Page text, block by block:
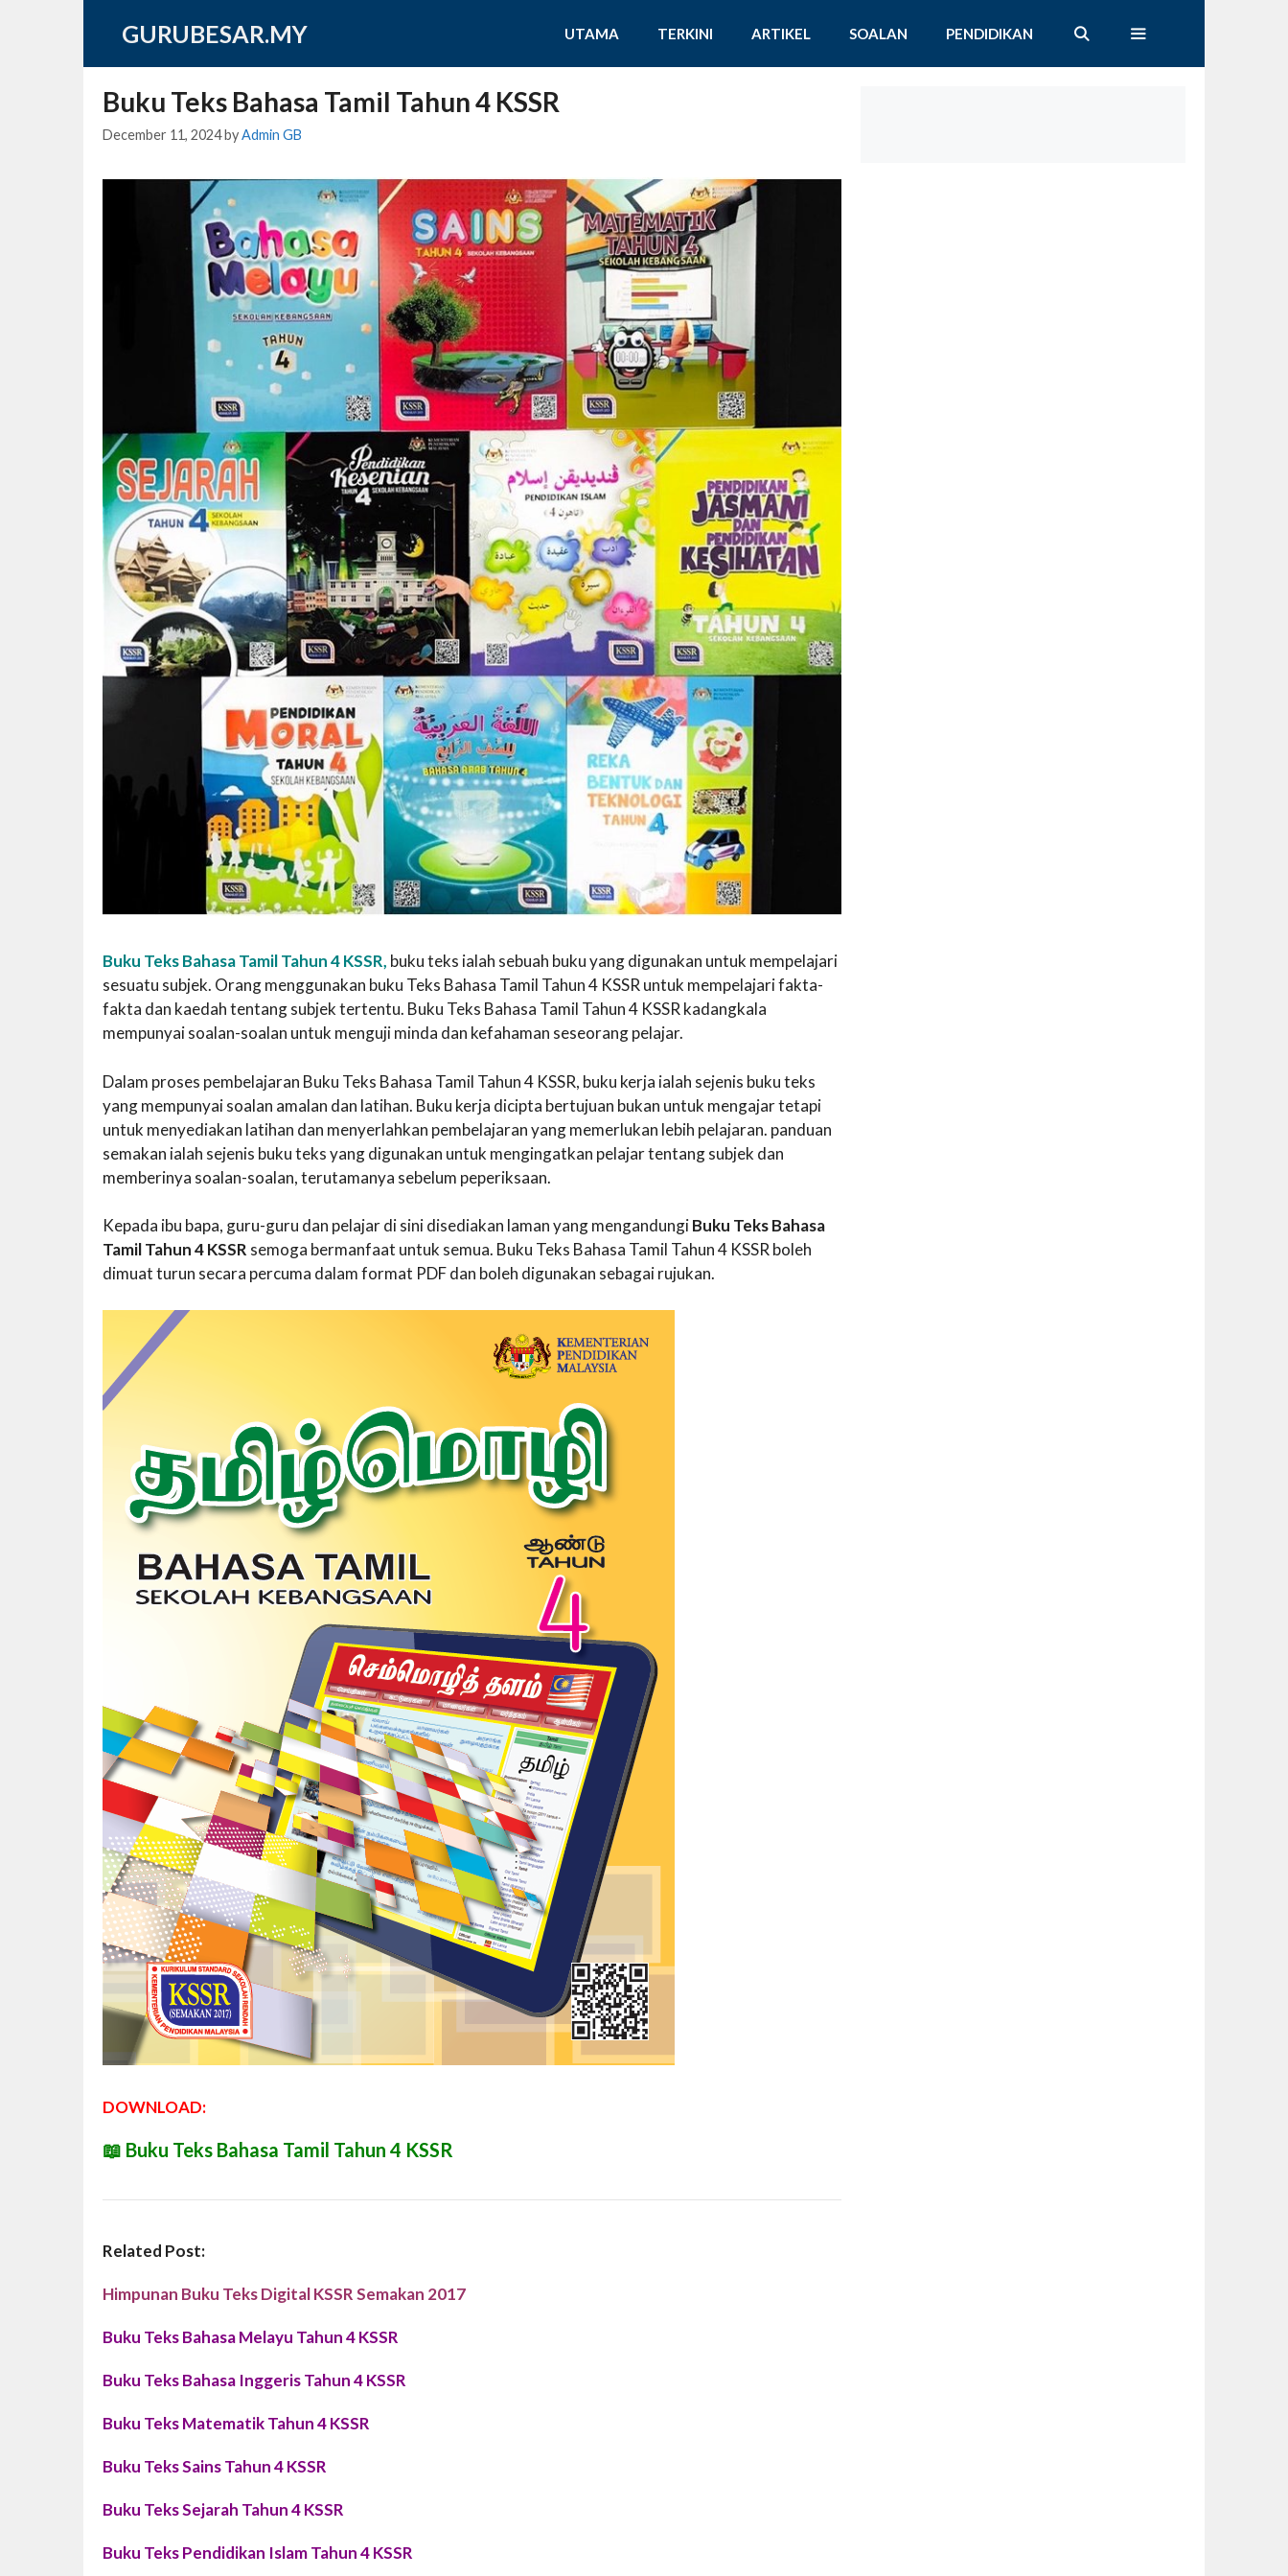
GURUBESAR.MY UTAMA TERKINI ARTIKEL SOALAN PENDIDIKAN
Buku Teks Bahasa Tamil Tahun 4 KSSR
December 11, 2024byAdmin GB
Buku Teks Bahasa Tamil Tahun 4 KSSR, buku teks ialah sebuah buku yang digunakan untuk mempelajari
sesuatu subjek. Orang menggunakan buku Teks Bahasa Tamil Tahun 4 KSSR untuk mempelajari fakta-
fakta dan kaedah tentang subjek tertentu. Buku Teks Bahasa Tamil Tahun 4 KSSR kadangkala
mempunyai soalan-soalan untuk menguji minda dan kefahaman seseorang pelajar.
Dalam proses pembelajaran Buku Teks Bahasa Tamil Tahun 4 KSSR, buku kerja ialah sejenis buku teks
yang mempunyai soalan amalan dan latihan. Buku kerja dicipta bertujuan bukan untuk mengajar tetapi
untuk menyediakan latihan dan menyerlahkan pembelajaran yang memerlukan lebih pelajaran. panduan
semakan ialah sejenis buku teks yang digunakan untuk mengingatkan pelajar tentang subjek dan
memberinya soalan-soalan, terutamanya sebelum peperiksaan.
Kepada ibu bapa, guru-guru dan pelajar di sini disediakan laman yang mengandungiBuku Teks Bahasa
Tamil Tahun 4 KSSR semoga bermanfaat untuk semua. Buku Teks Bahasa Tamil Tahun 4 KSSR boleh
dimuat turun secara percuma dalam format PDF dan boleh digunakan sebagai rujukan.
DOWNLOAD:
📖 Buku Teks Bahasa Tamil Tahun 4 KSSR
Related Post:
Himpunan Buku Teks Digital KSSR Semakan 2017
Buku Teks Bahasa Melayu Tahun 4 KSSR
Buku Teks Bahasa Inggeris Tahun 4 KSSR
Buku Teks Matematik Tahun 4 KSSR
Buku Teks Sains Tahun 4 KSSR
Buku Teks Sejarah Tahun 4 KSSR
Buku Teks Pendidikan Islam Tahun 4 KSSR